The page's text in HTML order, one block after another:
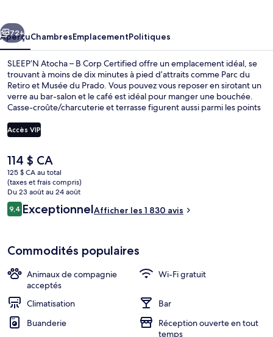
B
Corp
Certified
Suivant
72+
AperçuChambresEmplacementPolitiques
SLEEP’N Atocha – B Corp Certified offre un emplacement idéal, se
trouvant à moins de dix minutes à pied d’attraits comme Parc du
Retiro et Musée du Prado. Vous pouvez vous reposer en sirotant un
verre au bar-salon et le café est idéal pour manger une bouchée.
Casse-croûte/charcuterie et terrasse figurent aussi parmi les points
pour les sites touristiques, mais aussi pour la proximité au transport
en commun : Station de métro del Arte est à 3 minutes à pied et
Accès VIP
Le
prix
actuel
est
de 114 $ CA
114 $ CA
125 $ CA au total
(taxes et frais compris)
Du 23 août au 24 août
Avis
9,49,4 sur 10 –
ExceptionnelAfficher les 1 830 avis
Commodités populaires
Animaux de compagnie
acceptés
Wi-Fi gratuit
Climatisation
Bar
Buanderie
Réception ouverte en tout
temps